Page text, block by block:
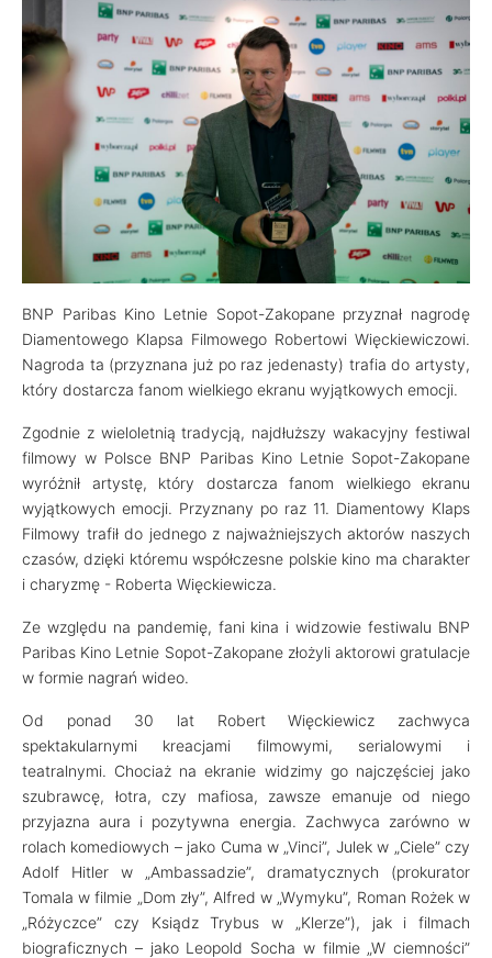
BNP Paribas Kino Letnie Sopot-Zakopane przyznał nagrodę
Diamentowego Klapsa Filmowego Robertowi Więckiewiczowi.
Nagroda ta (przyznana już po raz jedenasty) trafia do artysty,
który dostarcza fanom wielkiego ekranu wyjątkowych emocji.
Zgodnie z wieloletnią tradycją, najdłuższy wakacyjny festiwal
filmowy w Polsce BNP Paribas Kino Letnie Sopot-Zakopane
wyróżnił artystę, który dostarcza fanom wielkiego ekranu
wyjątkowych emocji. Przyznany po raz 11. Diamentowy Klaps
Filmowy trafił do jednego z najważniejszych aktorów naszych
czasów, dzięki któremu współczesne polskie kino ma charakter
i charyzmę - Roberta Więckiewicza.
Ze względu na pandemię, fani kina i widzowie festiwalu BNP
Paribas Kino Letnie Sopot-Zakopane złożyli aktorowi gratulacje
w formie nagrań wideo.
Od ponad 30 lat Robert Więckiewicz zachwyca
spektakularnymi kreacjami filmowymi, serialowymi i
teatralnymi. Chociaż na ekranie widzimy go najczęściej jako
szubrawcę, łotra, czy mafiosa, zawsze emanuje od niego
przyjazna aura i pozytywna energia. Zachwyca zarówno w
rolach komediowych – jako Cuma w „Vinci”, Julek w „Ciele” czy
Adolf Hitler w „Ambassadzie”, dramatycznych (prokurator
Tomala w filmie „Dom zły”, Alfred w „Wymyku”, Roman Rożek w
„Różyczce” czy Ksiądz Trybus w „Klerze”), jak i filmach
biograficznych – jako Leopold Socha w filmie „W ciemności”